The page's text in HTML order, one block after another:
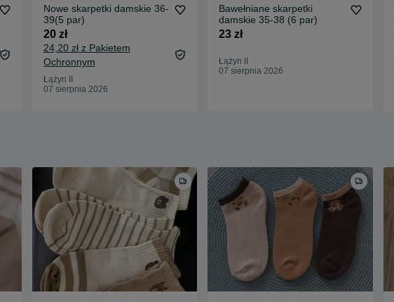
Nowe skarpetki damskie 36-
39(5 par)
20 zł
24,20 zł z Pakietem
Ochronnym
Łążyn II
07 sierpnia 2026
Bawełniane skarpetki
damskie 35-38 (6 par)
23 zł
Łążyn II
07 sierpnia 2026